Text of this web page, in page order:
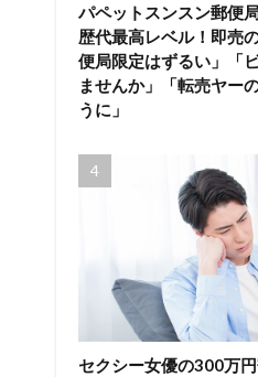
パペットスンスン郵便
歴代最高レベル！即売
便局限定はずるい」「
ませんか」「転売ヤー
うに」
セクシー女優の300万